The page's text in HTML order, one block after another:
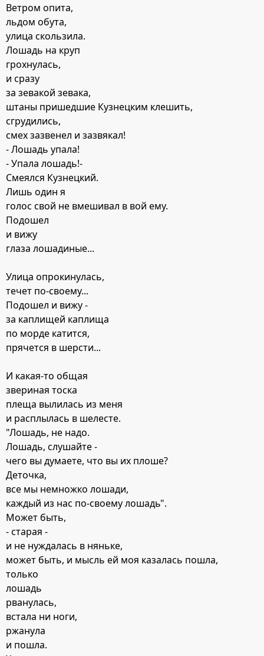
Ветром опита,
льдом обута,
улица скользила.
Лошадь на круп
грохнулась,
и сразу
за зевакой зевака,
штаны пришедшие Кузнецким клешить,
сгрудились,
смех зазвенел и зазвякал!
- Лошадь упала!
- Упала лошадь!-
Смеялся Кузнецкий.
Лишь один я
голос свой не вмешивал в вой ему.
Подошел
и вижу
глаза лошадиные...
Улица опрокинулась,
течет по-своему...
Подошел и вижу -
за каплищей каплища
по морде катится,
прячется в шерсти...
И какая-то общая
звериная тоска
плеща вылилась из меня
и расплылась в шелесте.
"Лошадь, не надо.
Лошадь, слушайте -
чего вы думаете, что вы их плоше?
Деточка,
все мы немножко лошади,
каждый из нас по-своему лошадь".
Может быть,
- старая -
и не нуждалась в няньке,
может быть, и мысль ей моя казалась пошла,
только
лошадь
рванулась,
встала ни ноги,
ржанула
и пошла.